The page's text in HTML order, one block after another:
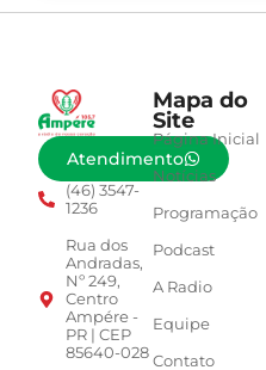
Atendimento
(46) 3547-
1236
Rua dos
Andradas,
Nº 249,
Centro
Ampére -
PR | CEP
85640-028
Mapa do
Site
Página Inicial
Notícias
Programação
Podcast
A Radio
Equipe
Contato